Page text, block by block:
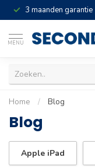
3 maanden garantie
MENU
Home / Blog
Blog
Apple iPad